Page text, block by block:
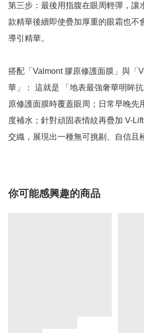
第三步：最後用指腹在眼周輕彈，讓
款精華後續即使疊加厚重的眼霜也不
導引精華。
搭配「Valmont 膠原修護面膜」與「
華」： 這就是 「地表最強奢華明眸
原修護面膜時覆蓋眼周；日常早晚先
度補水；針對頑固表情紋再疊加 V-
交織，展現出一種無可挑剔、自信且
你可能感興趣的商品